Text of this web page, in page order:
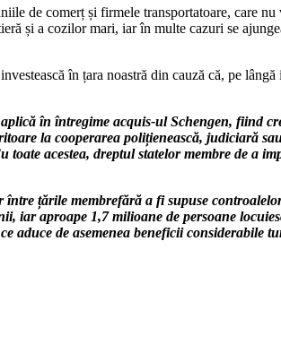
de comerț și firmele transportatoare, care
și a cozilor mari, iar în multe cazuri se
în țara noastră din cauză că, pe lângă
în întregime acquis-ul Schengen, fiind
la cooperarea polițienească, judiciară
acestea, dreptul statelor membre de a
între țările membrefără a fi supuse
iar aproape 1,7 milioane de persoane
aduce de asemenea beneficii considerabile